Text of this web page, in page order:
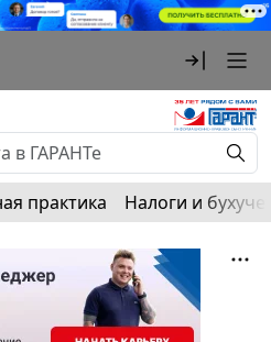
практика Налоги и